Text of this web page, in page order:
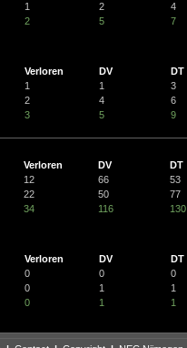
1 2
4
2 5 7
Verloren DV
DT
1 1
3
2 4
6
3 5 9
Verloren DV
DT
12 66
53
22 50
77
34 116 130
Verloren DV
DT
0 0
0
0 1
1
0 1 1